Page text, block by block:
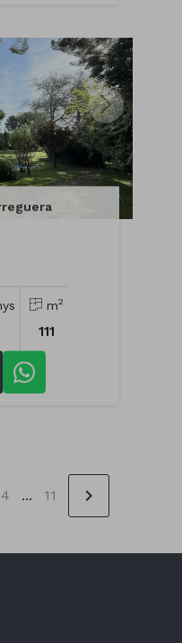
m2
111
4 ... 11 chevron_right